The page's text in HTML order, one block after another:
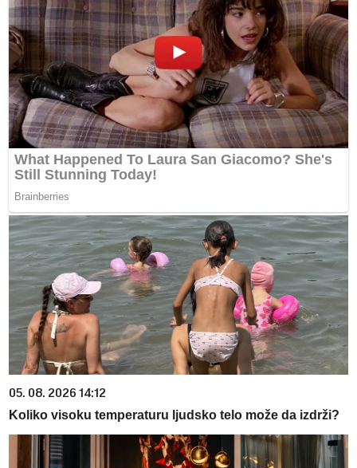
05. 08. 2026 14:12
Koliko visoku temperaturu ljudsko telo može da izdrži?